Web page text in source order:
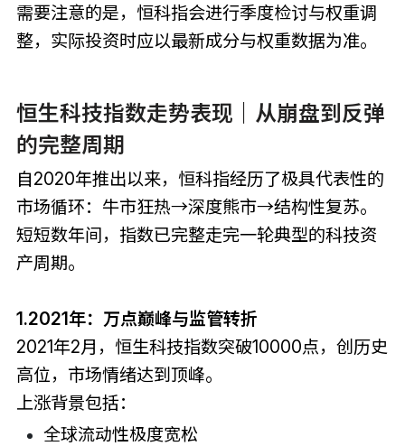
需要注意的是，恒科指会进行季度检讨与权重调
整，实际投资时应以最新成分与权重数据为准。
恒生科技指数走势表现｜从崩盘到反弹
的完整周期
自2020年推出以来，恒科指经历了极具代表性的
市场循环：牛市狂热→深度熊市→结构性复苏。
短短数年间，指数已完整走完一轮典型的科技资
产周期。
1.2021年：万点巅峰与监管转折
2021年2月，恒生科技指数突破10000点，创历史
高位，市场情绪达到顶峰。
上涨背景包括：
全球流动性极度宽松